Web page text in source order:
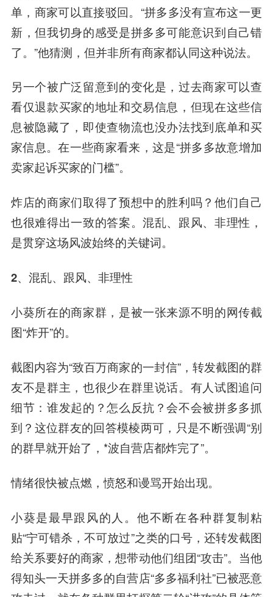
单，商家可以直接驳回。“拼多多没有宣布这一更
新，但我切身的感受是拼多多可能意识到自己错
了。”他猜测，但并非所有商家都认同这种说法。
另一个被广泛留意到的变化是，过去商家可以查
看仅退款买家的地址和交易信息，但现在这些信
息被隐藏了，即使查物流也没办法找到底单和买
家信息。在一些商家看来，这是“拼多多故意增加
卖家起诉买家的门槛”。
炸店的商家们取得了预想中的胜利吗？他们自己
也很难得出一致的答案。混乱、跟风、非理性，
是贯穿这场风波始终的关键词。
2、混乱、跟风、非理性
小葵所在的商家群，是被一张来源不明的网传截
图“炸开”的。
截图内容为“致百万商家的一封信”，转发截图的群
友不是群主，也很少在群里说话。有人试图追问
细节：谁发起的？怎么反抗？会不会被拼多多抓
到？这位群友的回答模棱两可，只是不断强调“别
的群早就开始了，*波自营店都炸完了”。
情绪很快被点燃，愤怒和谩骂开始出现。
小葵是最早跟风的人。他不断在各种群复制粘
贴“宁可错杀，不可放过”之类的口号，还转发截图
给关系要好的商家，想带动他们组团“攻击”。当他
得知头一天拼多多的自营店“多多福利社”已被恶意